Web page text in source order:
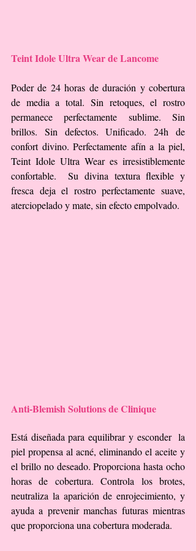
Teint Idole Ultra Wear de Lancome
Poder de 24 horas de duración y cobertura
de media a total. Sin retoques, el rostro
permanece perfectamente sublime. Sin
brillos. Sin defectos. Unificado. 24h de
confort divino. Perfectamente afín a la piel,
Teint Idole Ultra Wear es irresistiblemente
confortable.  Su divina textura flexible y
fresca deja el rostro perfectamente suave,
aterciopelado y mate, sin efecto empolvado.
Anti-Blemish Solutions de Clinique
Está diseñada para equilibrar y esconder  la
piel propensa al acné, eliminando el aceite y
el brillo no deseado. Proporciona hasta ocho
horas de cobertura. Controla los brotes,
neutraliza la aparición de enrojecimiento, y
ayuda a prevenir manchas futuras mientras
que proporciona una cobertura moderada.